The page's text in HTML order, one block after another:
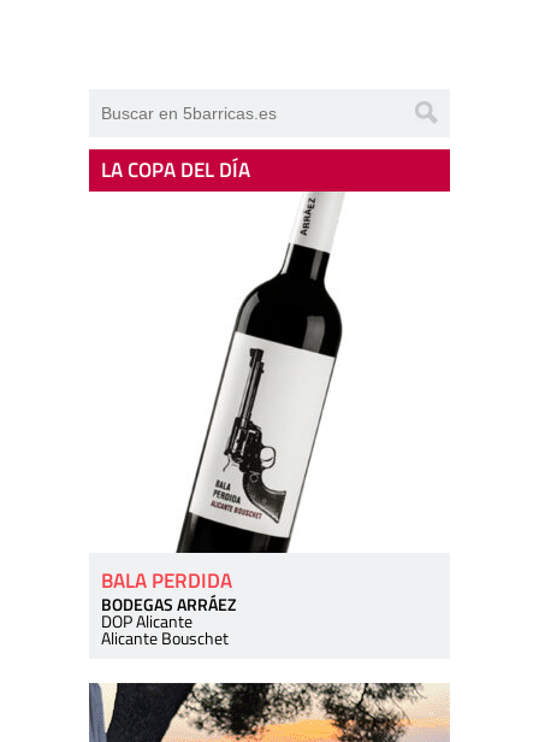
LA COPA DEL DÍA
BALA PERDIDA
BODEGAS ARRÁEZ
DOP Alicante
Alicante Bouschet